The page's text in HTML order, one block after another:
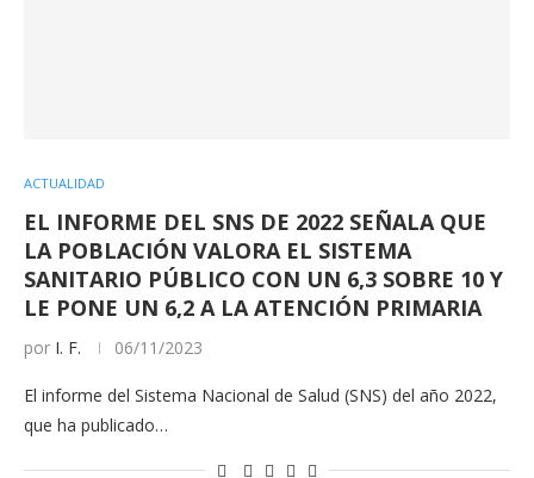
ACTUALIDAD
EL INFORME DEL SNS DE 2022 SEÑALA QUE
LA POBLACIÓN VALORA EL SISTEMA
SANITARIO PÚBLICO CON UN 6,3 SOBRE 10 Y
LE PONE UN 6,2 A LA ATENCIÓN PRIMARIA
por I. F. 06/11/2023
El informe del Sistema Nacional de Salud (SNS) del año 2022,
que ha publicado…